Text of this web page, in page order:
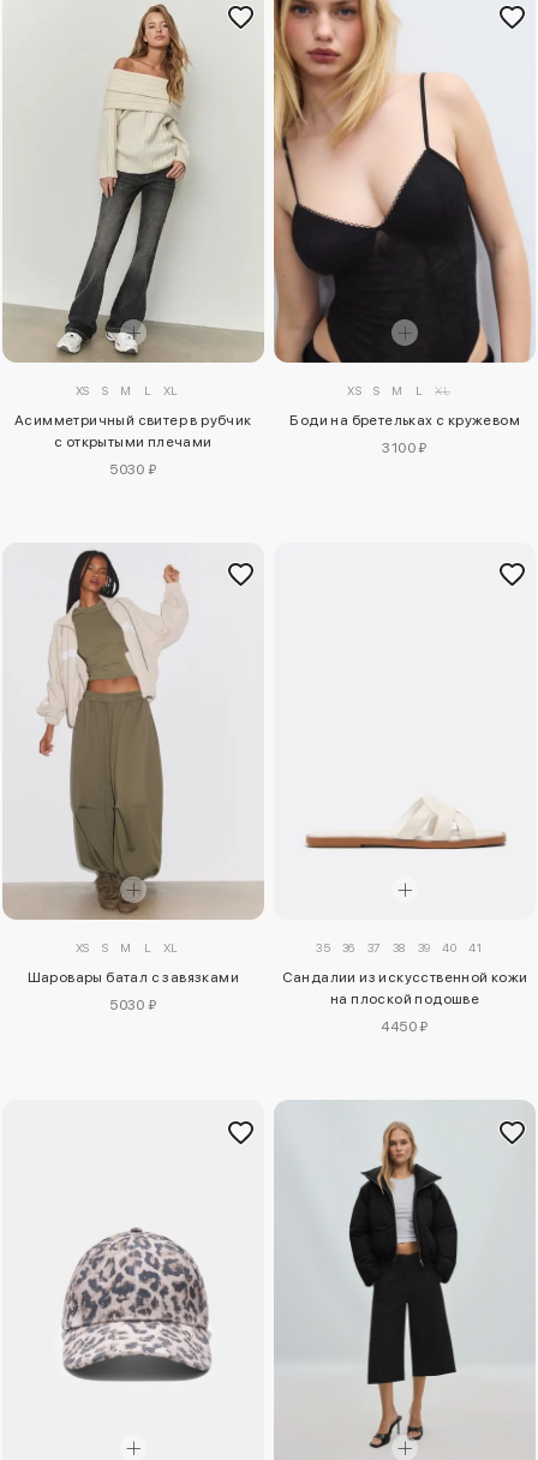
XS S M L XL
Асимметричный свитер в рубчик
с открытыми плечами
5030 ₽
XS S M L XL
Боди на бретельках с кружевом
3100 ₽
XS S M L XL
Шаровары батал с завязками
5030 ₽
35 36 37 38 39 40 41
Сандалии из искусственной кожи
на плоской подошве
4450 ₽